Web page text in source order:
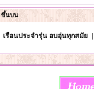
ขึ้นบน
เรือนประจำรุ่น อบอุ่นทุกสมัย|